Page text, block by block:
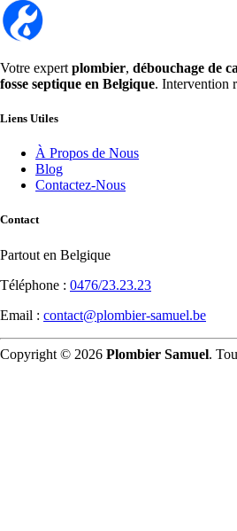
Votre expert plombier, débouchage de
fosse septique en Belgique. Intervention
Liens Utiles
À Propos de Nous
Blog
Contactez-Nous
Contact
Partout en Belgique
Téléphone : 0476/23.23.23
Email : contact@plombier-samuel.be
Copyright © 2026 Plombier Samuel.